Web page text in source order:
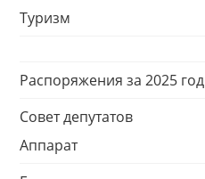
Туризм
Распоряжения за 2025 год
Совет депутатов
Аппарат